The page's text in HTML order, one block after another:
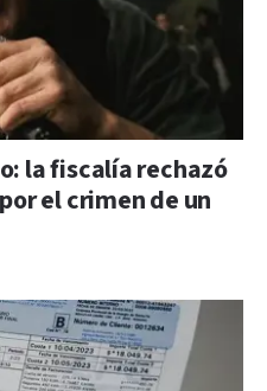
la fiscalía rechazó
el crimen de un